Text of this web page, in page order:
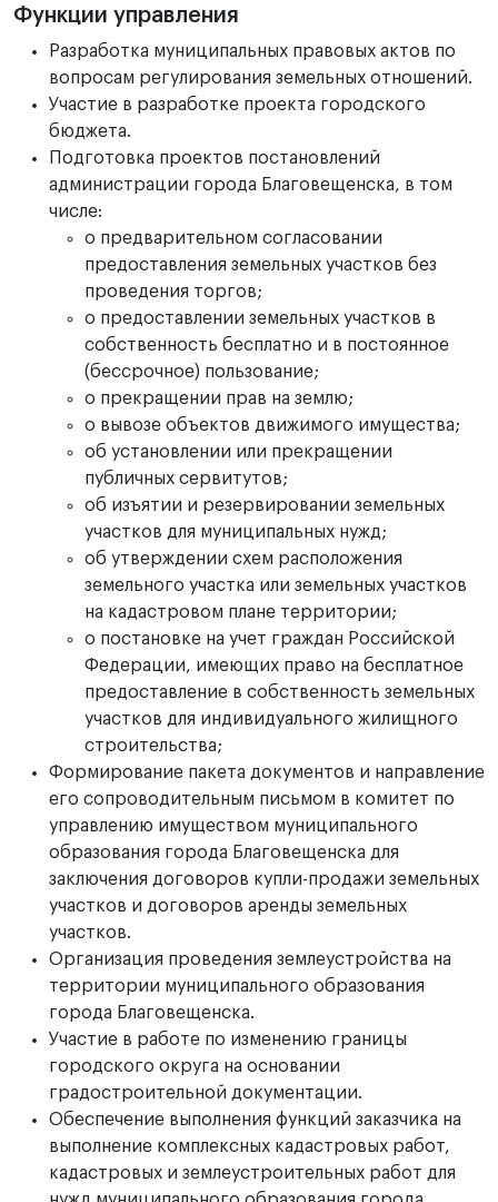
Функции управления
Разработка муниципальных правовых актов по
вопросам регулирования земельных отношений.
Участие в разработке проекта городского
бюджета.
Подготовка проектов постановлений
администрации города Благовещенска, в том
числе:
о предварительном согласовании
предоставления земельных участков без
проведения торгов;
о предоставлении земельных участков в
собственность бесплатно и в постоянное
(бессрочное) пользование;
о прекращении прав на землю;
о вывозе объектов движимого имущества;
об установлении или прекращении
публичных сервитутов;
об изъятии и резервировании земельных
участков для муниципальных нужд;
об утверждении схем расположения
земельного участка или земельных участков
на кадастровом плане территории;
о постановке на учет граждан Российской
Федерации, имеющих право на бесплатное
предоставление в собственность земельных
участков для индивидуального жилищного
строительства;
Формирование пакета документов и направление
его сопроводительным письмом в комитет по
управлению имуществом муниципального
образования города Благовещенска для
заключения договоров купли-продажи земельных
участков и договоров аренды земельных
участков.
Организация проведения землеустройства на
территории муниципального образования
города Благовещенска.
Участие в работе по изменению границы
городского округа на основании
градостроительной документации.
Обеспечение выполнения функций заказчика на
выполнение комплексных кадастровых работ,
кадастровых и землеустроительных работ для